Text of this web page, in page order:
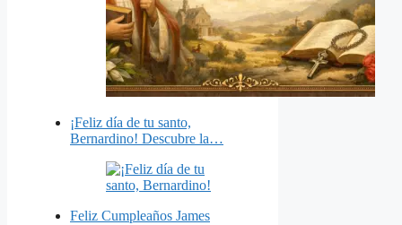
¡Feliz día de tu santo,
Bernardino! Descubre la…
Feliz Cumpleaños James